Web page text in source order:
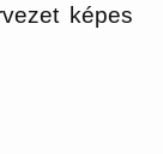
képes